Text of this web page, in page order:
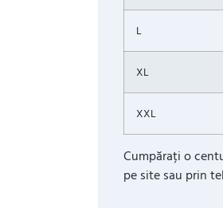
L
XL
XXL
Cumpărați o
pe site sau prin